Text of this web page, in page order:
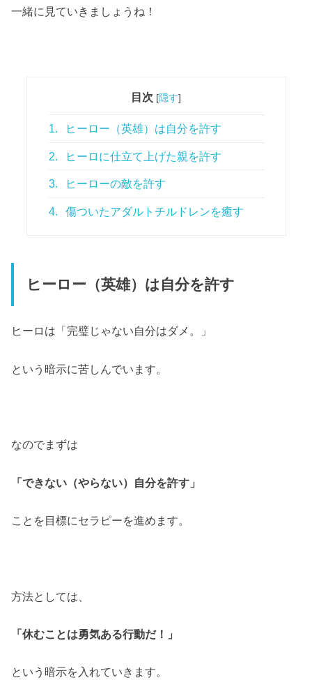
一緒に見ていきましょうね！
目次 [隠す]
1. ヒーロー（英雄）は自分を許す
2. ヒーロに仕立て上げた親を許す
3. ヒーローの敵を許す
4. 傷ついたアダルトチルドレンを癒す
ヒーロー（英雄）は自分を許す
ヒーロは「完璧じゃない自分はダメ。」
という暗示に苦しんでいます。
なのでまずは
「できない（やらない）自分を許す」
ことを目標にセラピーを進めます。
方法としては、
「休むことは勇気ある行動だ！」
という暗示を入れていきます。